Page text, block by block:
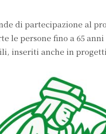
di partecipazione al
le persone fino a 65
inseriti anche in